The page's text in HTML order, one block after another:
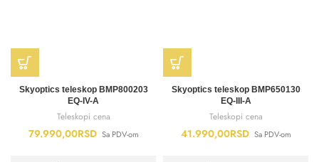
Skyoptics teleskop BMP800203
EQ-IV-A
Teleskopi cena
79.990,00RSD Sa PDV-om
Skyoptics teleskop BMP650130
EQ-III-A
Teleskopi cena
41.990,00RSD Sa PDV-om